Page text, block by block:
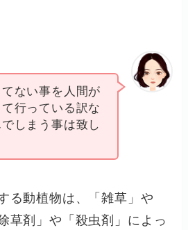
ない事を人間が
行っている訳な
しまう事は致し
る動植物は、「雑草」や
草剤」や「殺虫剤」によっ